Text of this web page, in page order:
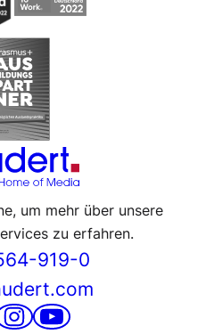
um mehr über unsere
zu erfahren.
919-0